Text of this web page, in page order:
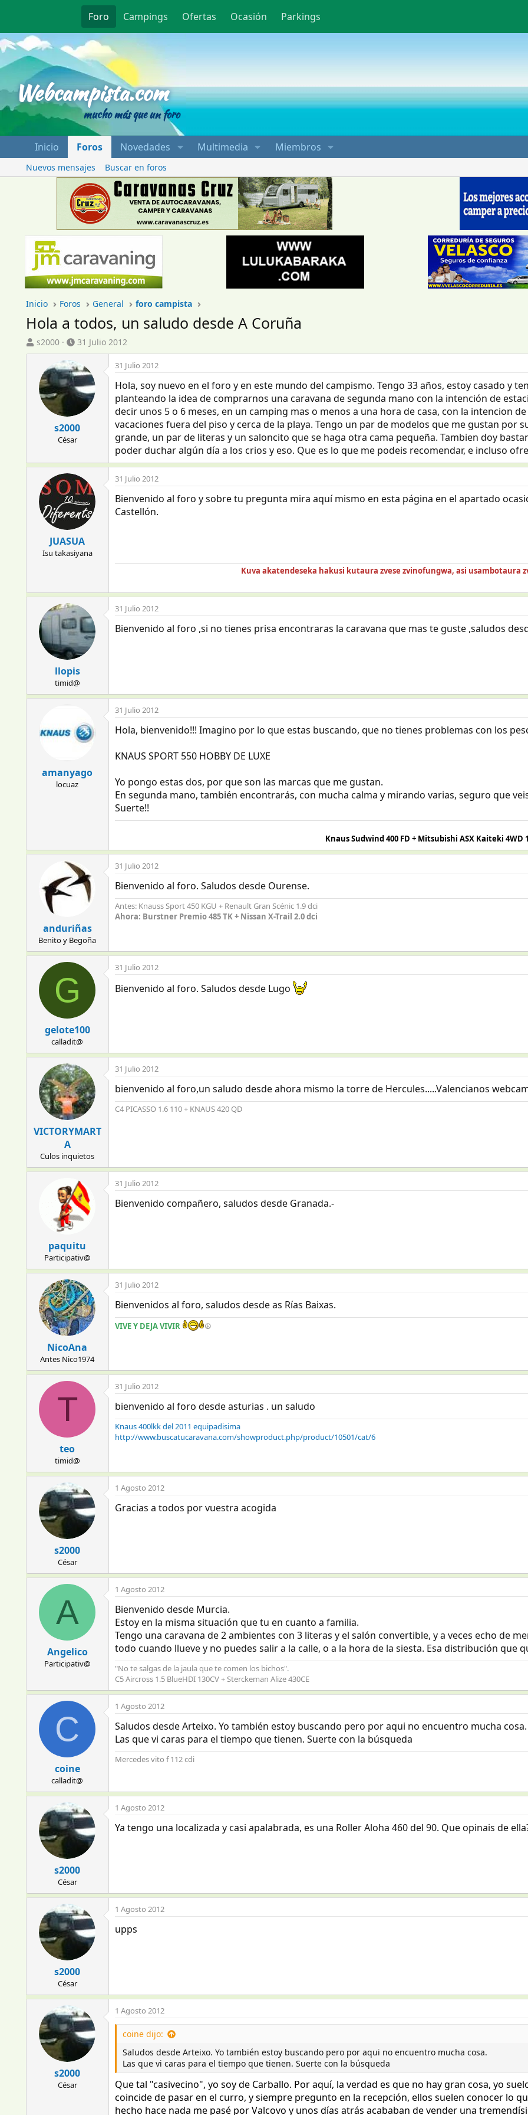
Foro Campings Ofertas Ocasión Parkings
Webcampista.com
mucho más que un foro
Inicio Foros Novedades Multimedia Miembros
Nuevos mensajes Buscar en foros
Inicio Foros General foro campista
Hola a todos, un saludo desde A Coruña
I
n
a
l
m
a
s2000
F
e
c
h
a
d
n
i
i
o
31 Julio 2012
s2000
César
31 Julio 2012
Hola, soy nuevo en el foro y en este mundo del campismo. Tengo 33 años, estoy casado y
planteando la idea de comprarnos una caravana de segunda mano con la intención de
decir unos 5 o 6 meses, en un camping mas o menos a una hora de casa, con la intencion
vacaciones fuera del piso y cerca de la playa. Tengo un par de modelos que me gustan por
grande, un par de literas y un saloncito que se haga otra cama pequeña. Tambien doy
poder duchar algún día a los crios y eso. Que es lo que me podeis recomendar, e incluso
JUASUA
Isu takasiyana
31 Julio 2012
Bienvenido al foro y sobre tu pregunta mira aquí mismo en esta página en el apartado
Castellón.
Kuva akatendeseka hakusi kutaura zvese zvinofungwa, asi usambotaura
llopis
timid@
31 Julio 2012
Bienvenido al foro ,si no tienes prisa encontraras la caravana que mas te guste ,saludos
amanyago
locuaz
31 Julio 2012
Hola, bienvenido!!! Imagino por lo que estas buscando, que no tienes problemas con los
KNAUS SPORT 550 HOBBY DE LUXE
Yo pongo estas dos, por que son las marcas que me gustan.
En segunda mano, también encontrarás, con mucha calma y mirando varias, seguro que
Suerte!!
Knaus Sudwind 400 FD + Mitsubishi ASX Kaiteki 4WD
anduriñas
Benito y Begoña
31 Julio 2012
Bienvenido al foro. Saludos desde Ourense.
Antes: Knauss Sport 450 KGU + Renault Gran Scénic 1.9 dci
Ahora: Burstner Premio 485 TK + Nissan X-Trail 2.0 dci
G
gelote100
calladit@
31 Julio 2012
Bienvenido al foro. Saludos desde Lugo
VICTORYMART
A
Culos inquietos
31 Julio 2012
bienvenido al foro,un saludo desde ahora mismo la torre de Hercules.....Valencianos
C4 PICASSO 1.6 110 + KNAUS 420 QD
paquitu
Participativ@
31 Julio 2012
Bienvenido compañero, saludos desde Granada.-
NicoAna
Antes Nico1974
31 Julio 2012
Bienvenidos al foro, saludos desde as Rías Baixas.
VIVE Y DEJA VIVIR ☮
T
teo
timid@
31 Julio 2012
bienvenido al foro desde asturias . un saludo
Knaus 400lkk del 2011 equipadisima
http://www.buscatucaravana.com/showproduct.php/product/10501/cat/6
s2000
César
1 Agosto 2012
Gracias a todos por vuestra acogida
A
Angelico
Participativ@
1 Agosto 2012
Bienvenido desde Murcia.
Estoy en la misma situación que tu en cuanto a familia.
Tengo una caravana de 2 ambientes con 3 literas y el salón convertible, y a veces echo de
todo cuando llueve y no puedes salir a la calle, o a la hora de la siesta. Esa distribución que
"No te salgas de la jaula que te comen los bichos".
C5 Aircross 1.5 BlueHDI 130CV + Sterckeman Alize 430CE
C
coine
calladit@
1 Agosto 2012
Saludos desde Arteixo. Yo también estoy buscando pero por aqui no encuentro mucha cosa.
Las que vi caras para el tiempo que tienen. Suerte con la búsqueda
Mercedes vito f 112 cdi
s2000
César
1 Agosto 2012
Ya tengo una localizada y casi apalabrada, es una Roller Aloha 460 del 90. Que opinais de
s2000
César
1 Agosto 2012
upps
s2000
César
1 Agosto 2012
coine dijo:
Saludos desde Arteixo. Yo también estoy buscando pero por aqui no encuentro mucha cosa.
Las que vi caras para el tiempo que tienen. Suerte con la búsqueda
Que tal "casivecino", yo soy de Carballo. Por aquí, la verdad es que no hay gran cosa, yo
coincide de pasar en el curro, y siempre pregunto en la recepción, ellos suelen conocer lo
hecho hace nada me pasé por Valcovo y unos días atrás acababan de vender una